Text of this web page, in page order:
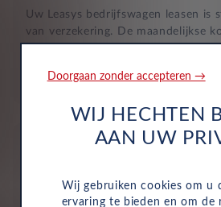
Uw Leasys bedrijfswagen leasen is
van verzekering. De maandelijkse
bent in het geval van onvoorziene
Doorgaan zonder accepteren →
WIJ HECHTEN
AAN UW
Wij gebruiken cookies om u
ervaring te bieden en om de